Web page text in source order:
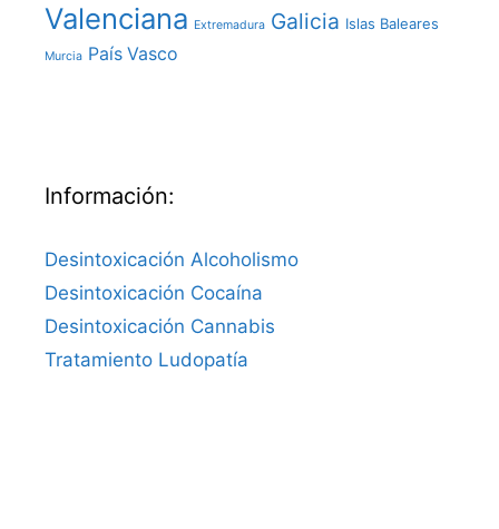
Valenciana Extremadura Galicia Islas Baleares
Murcia País Vasco
Información:
Desintoxicación Alcoholismo
Desintoxicación Cocaína
Desintoxicación Cannabis
Tratamiento Ludopatía